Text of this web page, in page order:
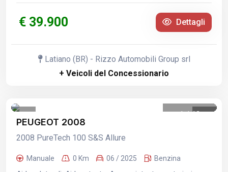
€ 39.900 Dettagli
Latiano (BR) - Rizzo Automobili Group srl
+ Veicoli del Concessionario
1 /12
PEUGEOT 2008
2008 PureTech 100 S&S Allure
Manuale 0 Km 06 / 2025 Benzina